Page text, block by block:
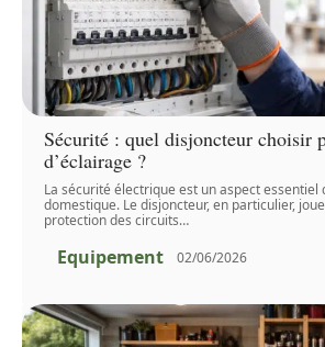
Sécurité : quel disjoncteur choisir
d’éclairage ?
La sécurité électrique est un aspect
domestique. Le disjoncteur, en particulier,
protection des circuits…
Equipement 02/06/2026